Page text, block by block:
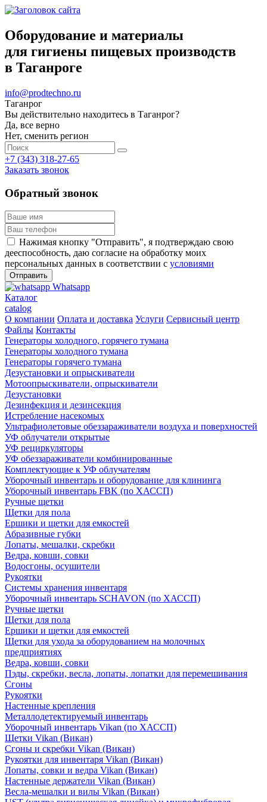
Оборудование и материалы
для гигиены пищевых производств
в Таганроге
info@prodtechno.ru
Таганрог
Вы действительно находитесь в Таганрог?
Да, все верно
Нет, сменить регион
+7 (343) 318-27-65
Заказать звонок
Обратный звонок
Нажимая кнопку "Отправить", я подтверждаю свою
дееспособность, даю согласие на обработку моих
персональных данных в соответствии с условиями
Whatsapp
Каталог
catalog
О компании Оплата и доставка Услуги Сервисный центр
Файлы Контакты
Генераторы холодного, горячего тумана
Генераторы холодного тумана
Генераторы горячего тумана
Дезустановки и опрыскиватели
Мотоопрыскиватели, опрыскиватели
Дезустановки
Дезинфекция и дезинсекция
Истребление насекомых
Ультрафиолетовые обеззараживатели воздуха и поверхностей
УФ облучатели открытые
УФ рециркуляторы
УФ обеззараживатели комбинированные
Комплектующие к УФ облучателям
Уборочный инвентарь и оборудование для клининга
Уборочный инвентарь FBK (по ХАССП)
Ручные щетки
Щетки для пола
Ершики и щетки для емкостей
Абразивные губки
Лопаты, мешалки, скребки
Ведра, ковши, совки
Водосгоны, осушители
Рукоятки
Системы хранения инвентаря
Уборочный инвентарь SCHAVON (по ХАССП)
Ручные щетки
Щетки для пола
Ершики и щетки для емкостей
Щетки для ухода за оборудованием на молочных
предприятиях
Ведра, ковши, совки
Пэды, скребки, весла, лопаты, лопатки для перемешивания
Сгоны
Рукоятки
Настенные крепления
Металлодетектируемый инвентарь
Уборочный инвентарь Vikan (по ХАССП)
Щетки Vikan (Викан)
Сгоны и скребки Vikan (Викан)
Рукоятки для инвентаря Vikan (Викан)
Лопаты, совки и ведра Vikan (Викан)
Настенные держатели Vikan (Викан)
Весла-мешалки и вилы Vikan (Викан)